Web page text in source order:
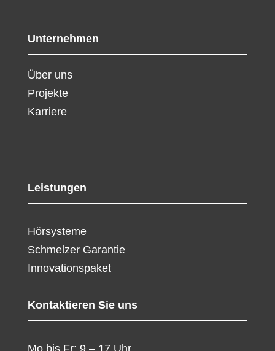
Unternehmen
Über uns
Projekte
Karriere
Leistungen
Hörsysteme
Schmelzer Garantie
Innovationspaket
Kontaktieren Sie uns
Mo bis Fr: 9 – 17 Uhr